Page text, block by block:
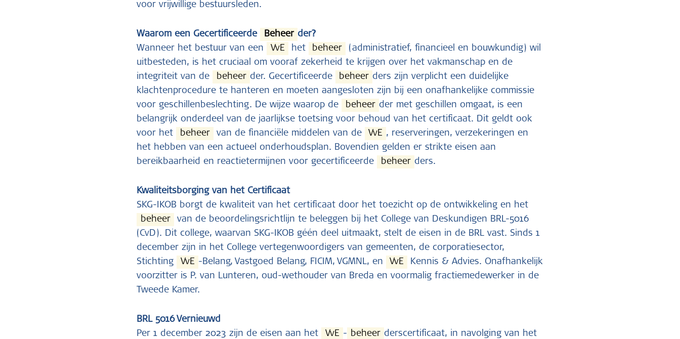
voor vrijwillige bestuursleden.
Waarom een Gecertificeerde Beheer der?
Wanneer het bestuur van een
VvE het beheer
(administratief, financieel en bouwkundig) wil
uitbesteden, is het cruciaal om vooraf zekerheid te krijgen over het vakmanschap en de
integriteit van de
beheer der. Gecertificeerde beheer ders zijn verplicht een duidelijke
klachtenprocedure te hanteren en moeten aangesloten zijn bij een onafhankelijke commissie
voor geschillenbeslechting. De wijze waarop de
beheer der met geschillen omgaat, is een
belangrijk onderdeel van de jaarlijkse toetsing voor behoud van het certificaat. Dit geldt ook
voor het
beheer van de financiële middelen van de VvE , reserveringen, verzekeringen en
het hebben van een actueel onderhoudsplan. Bovendien gelden er strikte eisen aan
bereikbaarheid en reactietermijnen voor gecertificeerde
beheer ders.
Kwaliteitsborging van het Certificaat
SKG-IKOB borgt de kwaliteit van het certificaat door het toezicht op de ontwikkeling en het
beheer
van de beoordelingsrichtlijn te beleggen bij het College van Deskundigen BRL-5016
(CvD). Dit college, waarvan SKG-IKOB géén deel uitmaakt, stelt de eisen in de BRL vast. Sinds 1
december zijn in het College vertegenwoordigers van gemeenten, de corporatiesector,
Stichting
VvE -Belang, Vastgoed Belang, FICIM, VGMNL, en VvE
Kennis & Advies. Onafhankelijk
voorzitter is P. van Lunteren, oud-wethouder van Breda en voormalig fractiemedewerker in de
Tweede Kamer.
BRL 5016 Vernieuwd
Per 1 december 2023 zijn de eisen aan het
VvE - beheer derscertificaat, in navolging van het